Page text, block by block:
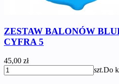
ZESTAW BALONÓW
CYFRA 5
45,00 zł
szt.Do